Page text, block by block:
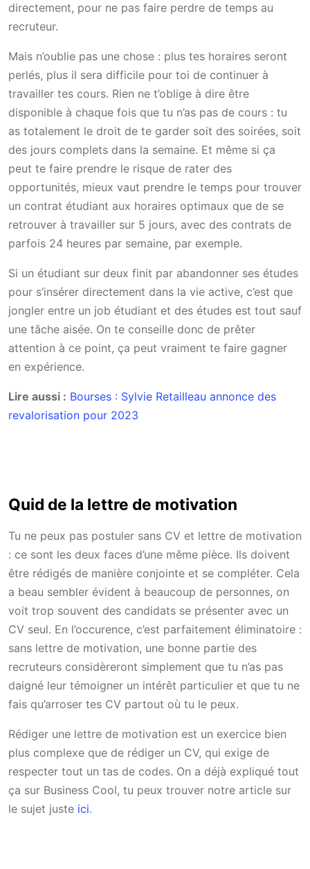
directement, pour ne pas faire perdre de temps au
recruteur.
Mais n’oublie pas une chose : plus tes horaires seront
perlés, plus il sera difficile pour toi de continuer à
travailler tes cours. Rien ne t’oblige à dire être
disponible à chaque fois que tu n’as pas de cours : tu
as totalement le droit de te garder soit des soirées, soit
des jours complets dans la semaine. Et même si ça
peut te faire prendre le risque de rater des
opportunités, mieux vaut prendre le temps pour trouver
un contrat étudiant aux horaires optimaux que de se
retrouver à travailler sur 5 jours, avec des contrats de
parfois 24 heures par semaine, par exemple.
Si un étudiant sur deux finit par abandonner ses études
pour s’insérer directement dans la vie active, c’est que
jongler entre un job étudiant et des études est tout sauf
une tâche aisée. On te conseille donc de prêter
attention à ce point, ça peut vraiment te faire gagner
en expérience.
Lire aussi : Bourses : Sylvie Retailleau annonce des
revalorisation pour 2023
Quid de la lettre de motivation
Tu ne peux pas postuler sans CV et lettre de motivation
: ce sont les deux faces d’une même pièce. Ils doivent
être rédigés de manière conjointe et se compléter. Cela
a beau sembler évident à beaucoup de personnes, on
voit trop souvent des candidats se présenter avec un
CV seul. En l’occurence, c’est parfaitement éliminatoire :
sans lettre de motivation, une bonne partie des
recruteurs considèreront simplement que tu n’as pas
daigné leur témoigner un intérêt particulier et que tu ne
fais qu’arroser tes CV partout où tu le peux.
Rédiger une lettre de motivation est un exercice bien
plus complexe que de rédiger un CV, qui exige de
respecter tout un tas de codes. On a déjà expliqué tout
ça sur Business Cool, tu peux trouver notre article sur
le sujet juste ici.